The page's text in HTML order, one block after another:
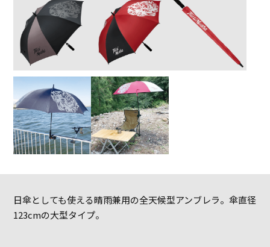
日傘としても使える晴雨兼用の全天候型アンブレラ。傘直径
123cmの大型タイプ。